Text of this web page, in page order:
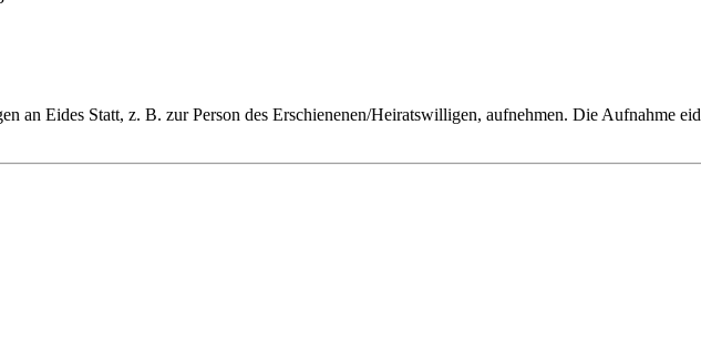
an Eides Statt, z. B. zur Person des Erschienenen/Heiratswilligen, aufnehmen. Die Aufnahme